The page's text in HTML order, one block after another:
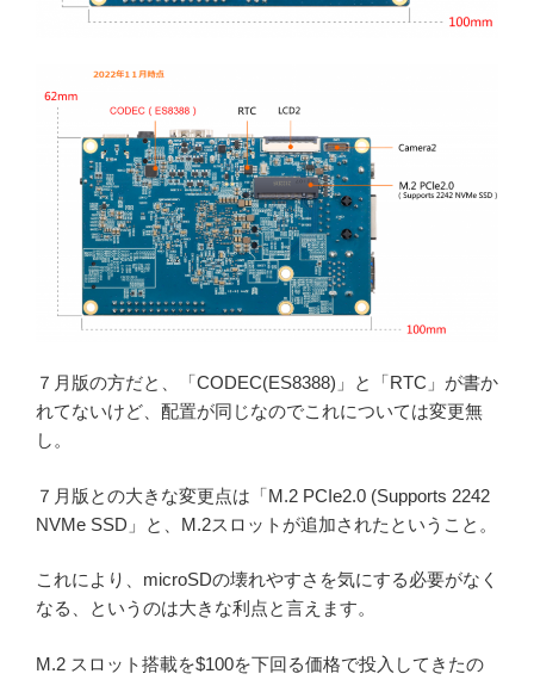
７月版の方だと、「CODEC(ES8388)」と「RTC」が書か
れてないけど、配置が同じなのでこれについては変更無
し。
７月版との大きな変更点は「M.2 PCIe2.0 (Supports 2242
NVMe SSD」と、M.2スロットが追加されたということ。
これにより、microSDの壊れやすさを気にする必要がなく
なる、というのは大きな利点と言えます。
M.2 スロット搭載を$100を下回る価格で投入してきたの